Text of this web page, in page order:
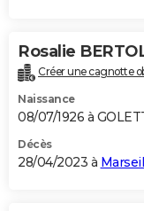
Rosalie
Créer une cagnotte
Naissance
08/07/1926 à
Décès
28/04/2023 à